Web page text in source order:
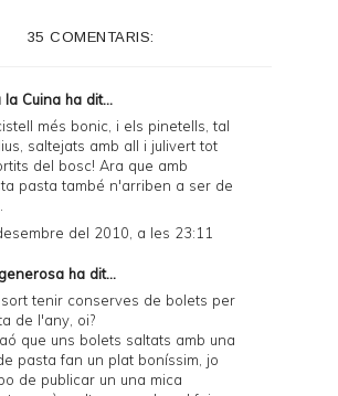
35 COMENTARIS:
la Cuina ha dit...
més bonic, i els pinetells, tal
saltejats amb all i julivert tot
del bosc! Ara que amb
pasta també n'arriben a ser de
del 2010, a les 23:11
ha dit...
tenir conserves de bolets per
de l'any, oi?
que uns bolets saltats amb una
pasta fan un plat boníssim, jo
de publicar un una mica